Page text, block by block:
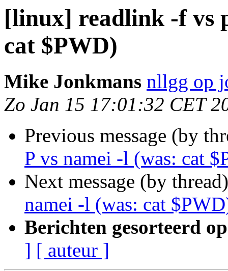
[linux] readlink -f vs
cat $PWD)
Mike Jonkmans nllgg op
Zo Jan 15 17:01:32 CET
Previous message (by
P vs namei -l (was: cat
Next message (by
namei -l (was: cat
Berichten gesorteerd
] [ auteur ]